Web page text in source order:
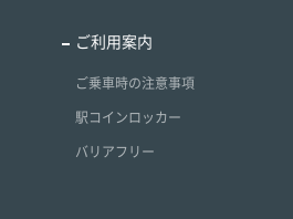
ご利用案内
ご乗車時の注意事項
駅コインロッカー
バリアフリー